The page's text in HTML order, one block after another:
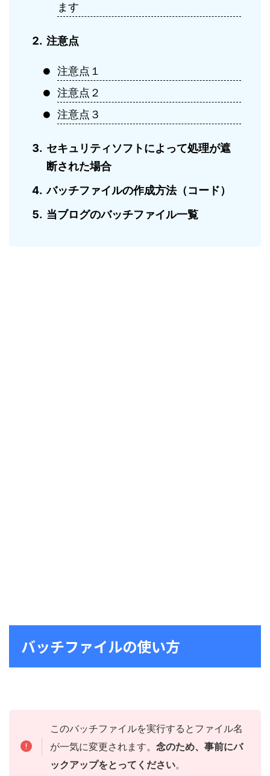
ます
注意点
注意点１
注意点２
注意点３
セキュリティソフトによって処理が遮
断された場合
バッチファイルの作成方法（コード）
当ブログのバッチファイル一覧
バッチファイルの使い方
このバッチファイルを実行するとファイル名
が一気に変更されます。 念のため、事前にバ
ックアップをとってください。